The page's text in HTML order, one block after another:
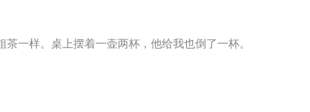
一样。桌上摆着一壶两杯，他给我也倒了一杯。